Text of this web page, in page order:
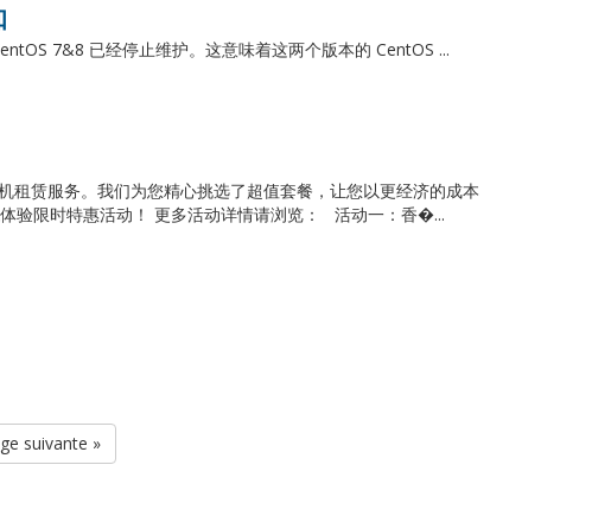
7&8 已经停止维护。这意味着这两个版本的 CentOS ...
赁服务。我们为您精心挑选了超值套餐，让您以更经济的成本
验限时特惠活动！ 更多活动详情请浏览： 活动一：香�...
suivante »